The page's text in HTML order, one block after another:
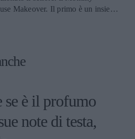
Makeover. Il primo è un insieme
fisica e l'aspetto che avevano
e altre aree soggette a
élite una terza opzione
ripristinare il volume e contrastare
per la sua unicità, il
che segue il grande
se è il profumo
note di testa,